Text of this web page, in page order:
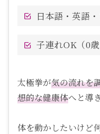
日本語・英語
子連れOK（0歳
太極拳が気の流れを
想的な健康体へと導
体を動かしたいけど